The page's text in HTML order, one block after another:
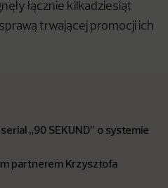
łącznie kilkadziesiąt
trwającej promocji ich
„90 SEKUND” o systemie
partnerem Krzysztofa